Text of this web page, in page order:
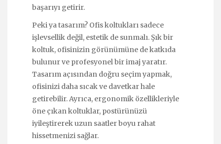
başarıyı getirir.
Peki ya tasarım? Ofis koltukları sadece
işlevsellik değil, estetik de sunmalı. Şık bir
koltuk, ofisinizin görünümüne de katkıda
bulunur ve profesyonel bir imaj yaratır.
Tasarım açısından doğru seçim yapmak,
ofisinizi daha sıcak ve davetkar hale
getirebilir. Ayrıca, ergonomik özellikleriyle
öne çıkan koltuklar, postürünüzü
iyileştirerek uzun saatler boyu rahat
hissetmenizi sağlar.